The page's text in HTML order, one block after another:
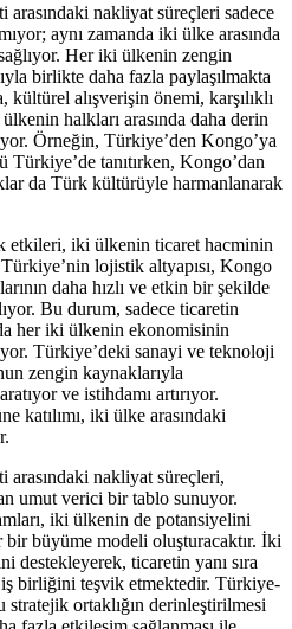
nakliyat süreçleri sadece
aynı zamanda iki ülke arasında
Her iki ülkenin zengin
birlikte daha fazla paylaşılmakta
kültürel alışverişin önemi, karşılıklı
halkları arasında daha derin
Örneğin, Türkiye’den Kongo’ya
tanıtırken, Kongo’dan
da Türk kültürüyle harmanlanarak
etkileri, iki ülkenin ticaret hacminin
lojistik altyapısı, Kongo
daha hızlı ve etkin bir şekilde
Bu durum, sadece ticaretin
her iki ülkenin ekonomisinin
Türkiye’deki sanayi ve teknoloji
zengin kaynaklarıyla
ve istihdamı artırıyor.
katılımı, iki ülke arasındaki
nakliyat süreçleri,
umut verici bir tablo sunuyor.
iki ülkenin de potansiyelini
bir büyüme modeli oluşturacaktır. İki
ticaretin yanı sıra
birliğini teşvik etmektedir. Türkiye-
ortaklığın derinleştirilmesi